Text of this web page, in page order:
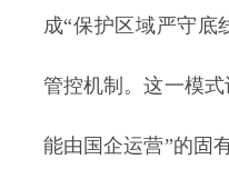
成“保护区域严守底
管控机制。这一模
能由国企运营”的固